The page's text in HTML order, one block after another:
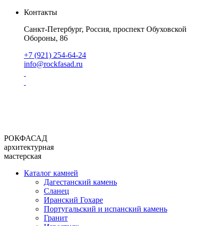
Контакты
Санкт-Петербург, Россия, проспект Обуховской
Обороны, 86
+7 (921) 254-64-24
info@rockfasad.ru
РОКФАСАД
архитектурная
мастерская
Каталог камней
Дагестанский камень
Сланец
Иранский Гохаре
Португальский и испанский камень
Гранит